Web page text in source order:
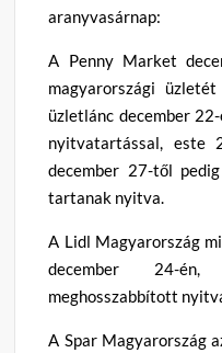
aranyvasárnap:
A Penny Market
magyarországi
üzletlánc december
nyitvatartással, este
december 27-től
tartanak nyitva.
A Lidl Magyarország
december 24-
meghosszabbított
A Spar Magyarország